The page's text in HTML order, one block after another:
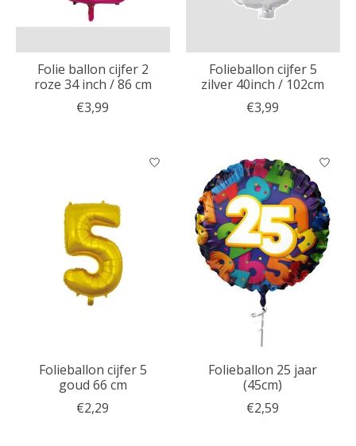
Folie ballon cijfer 2
roze 34 inch / 86 cm
€3,99
Folieballon cijfer 5
zilver 40inch / 102cm
€3,99
Folieballon cijfer 5
goud 66 cm
€2,29
Folieballon 25 jaar
(45cm)
€2,59